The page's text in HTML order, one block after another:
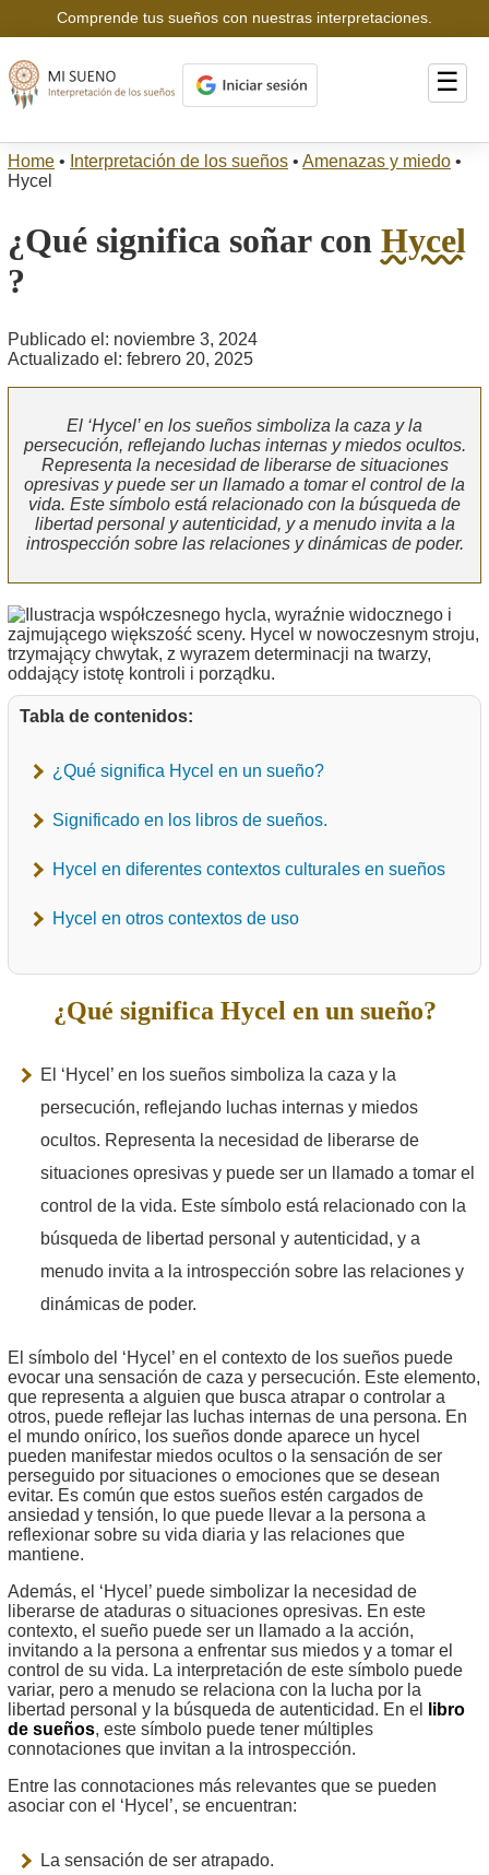
Comprende tus sueños con nuestras interpretaciones.
☰
Home • Interpretación de los sueños • Amenazas y miedo •
Hycel
¿Qué significa soñar con Hycel
?
Publicado el: noviembre 3, 2024
Actualizado el: febrero 20, 2025
El ‘Hycel’ en los sueños simboliza la caza y la
persecución, reflejando luchas internas y miedos ocultos.
Representa la necesidad de liberarse de situaciones
opresivas y puede ser un llamado a tomar el control de la
vida. Este símbolo está relacionado con la búsqueda de
libertad personal y autenticidad, y a menudo invita a la
introspección sobre las relaciones y dinámicas de poder.
Tabla de contenidos:
¿Qué significa Hycel en un sueño?
Significado en los libros de sueños.
Hycel en diferentes contextos culturales en sueños
Hycel en otros contextos de uso
¿Qué significa Hycel en un sueño?
El ‘Hycel’ en los sueños simboliza la caza y la
persecución, reflejando luchas internas y miedos
ocultos. Representa la necesidad de liberarse de
situaciones opresivas y puede ser un llamado a tomar el
control de la vida. Este símbolo está relacionado con la
búsqueda de libertad personal y autenticidad, y a
menudo invita a la introspección sobre las relaciones y
dinámicas de poder.
El símbolo del ‘Hycel’ en el contexto de los sueños puede
evocar una sensación de caza y persecución. Este elemento,
que representa a alguien que busca atrapar o controlar a
otros, puede reflejar las luchas internas de una persona. En
el mundo onírico, los sueños donde aparece un hycel
pueden manifestar miedos ocultos o la sensación de ser
perseguido por situaciones o emociones que se desean
evitar. Es común que estos sueños estén cargados de
ansiedad y tensión, lo que puede llevar a la persona a
reflexionar sobre su vida diaria y las relaciones que
mantiene.
Además, el ‘Hycel’ puede simbolizar la necesidad de
liberarse de ataduras o situaciones opresivas. En este
contexto, el sueño puede ser un llamado a la acción,
invitando a la persona a enfrentar sus miedos y a tomar el
control de su vida. La interpretación de este símbolo puede
variar, pero a menudo se relaciona con la lucha por la
libertad personal y la búsqueda de autenticidad. En el
libro
de sueños, este símbolo puede tener múltiples
connotaciones que invitan a la introspección.
Entre las connotaciones más relevantes que se pueden
asociar con el ‘Hycel’, se encuentran:
La sensación de ser atrapado.